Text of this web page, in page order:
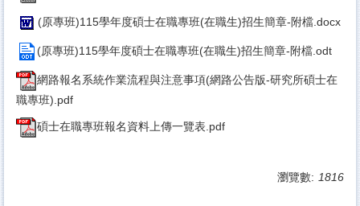
(原專班)115學年度碩士在職專班(在職生)招生簡章-附檔.docx
(原專班)115學年度碩士在職專班(在職生)招生簡章-附檔.odt
網路報名系統作業流程與注意事項(網路公告版-研究所碩士在
職專班).pdf
碩士在職專班報名資料上傳一覽表.pdf
瀏覽數: 1816